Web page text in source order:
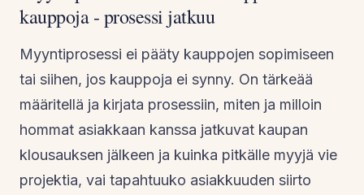
kauppoja - prosessi jatkuu
Myyntiprosessi ei pääty kauppojen sopimiseen
tai siihen, jos kauppoja ei synny. On tärkeää
määritellä ja kirjata prosessiin, miten ja milloin
hommat asiakkaan kanssa jatkuvat kaupan
klousauksen jälkeen ja kuinka pitkälle myyjä vie
projektia, vai tapahtuuko asiakkuuden siirto